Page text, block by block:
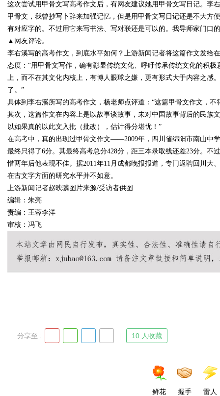
Bo
ar
这次尝试用甲骨文写高考作文后，有网友建议她用甲骨文写日记。李
甲骨文，我曾抄写卜辞来加强记忆，但是用甲骨文写日记还是不大方
有对应字的。不过用它来写书法、写对联还是可以的。我导师家门口
▲网友评论。
李右溪写的高考作文，到底水平如何？上游新闻记者将这篇作文发给
态度：“用甲骨文写作，确有彰显传统文化、呼吁传承传统文化的积
上，而不在其文化内核上，有博人眼球之嫌，更有形式大于内容之感
了。”
具体到李右溪所写的高考作文，杨老师点评道：“这篇甲骨文作文，
其次，这篇作文在内容上是以故事谈故事，未对中国故事背后的民族
以如果真的以此文入批（批改），估计得分堪忧！”
在高考中，真的出现过甲骨文作文——2009年，四川省绵阳市南山中
最终只得了6分。其最终高考总分428分，距三本录取线还差23分。
惜两年后他表现不佳。据2011年11月成都晚报报道，专门返聘回川
在古文字方面的研究水平并不如意。
上游新闻记者赵映骥图片来源/受访者供图
编辑：朱亮
责编：王蓉李洋
审核：冯飞
分享至 : 10 人收藏
鲜花 握手 雷人